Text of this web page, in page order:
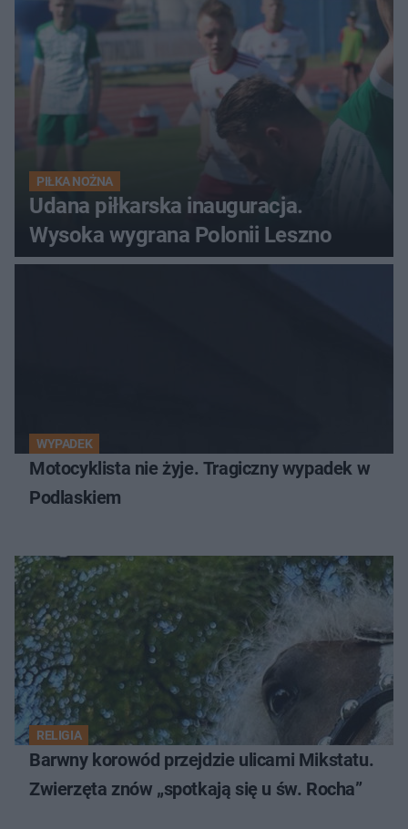
PIŁKA NOŻNA
Udana piłkarska inauguracja.
Wysoka wygrana Polonii Leszno
WYPADEK
Motocyklista nie żyje. Tragiczny wypadek w
Podlaskiem
RELIGIA
Barwny korowód przejdzie ulicami Mikstatu.
Zwierzęta znów „spotkają się u św. Rocha”